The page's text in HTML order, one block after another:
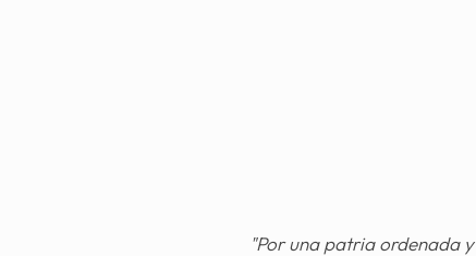
"Por una patria ordenada y